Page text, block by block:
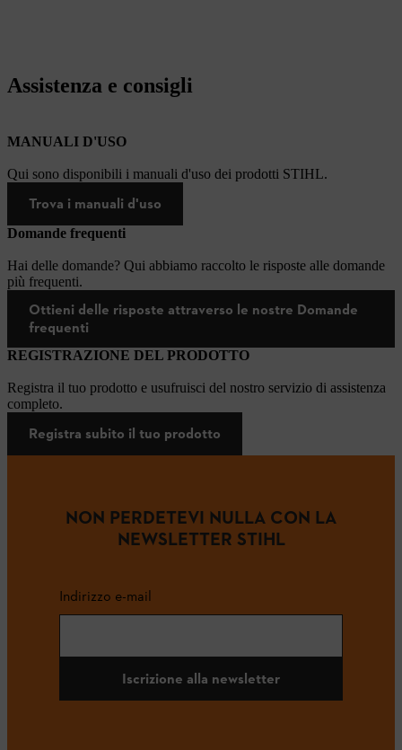
Assistenza e consigli
MANUALI D'USO
Qui sono disponibili i manuali d'uso dei prodotti STIHL.
Trova i manuali d'uso
Domande frequenti
Hai delle domande? Qui abbiamo raccolto le risposte alle domande
più frequenti.
Ottieni delle risposte attraverso le nostre Domande
frequenti
REGISTRAZIONE DEL PRODOTTO
Registra il tuo prodotto e usufruisci del nostro servizio di assistenza
completo.
Registra subito il tuo prodotto
NON PERDETEVI NULLA CON LA
NEWSLETTER STIHL
Indirizzo e-mail
Iscrizione alla newsletter